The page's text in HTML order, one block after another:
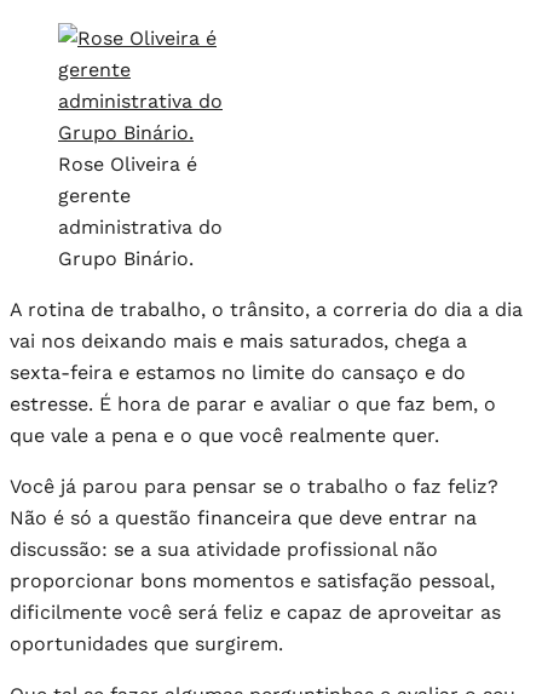
Rose Oliveira é
gerente
administrativa do
Grupo Binário.
A rotina de trabalho, o trânsito, a correria do dia a dia
vai nos deixando mais e mais saturados, chega a
sexta-feira e estamos no limite do cansaço e do
estresse. É hora de parar e avaliar o que faz bem, o
que vale a pena e o que você realmente quer.
Você já parou para pensar se o trabalho o faz feliz?
Não é só a questão financeira que deve entrar na
discussão: se a sua atividade profissional não
proporcionar bons momentos e satisfação pessoal,
dificilmente você será feliz e capaz de aproveitar as
oportunidades que surgirem.